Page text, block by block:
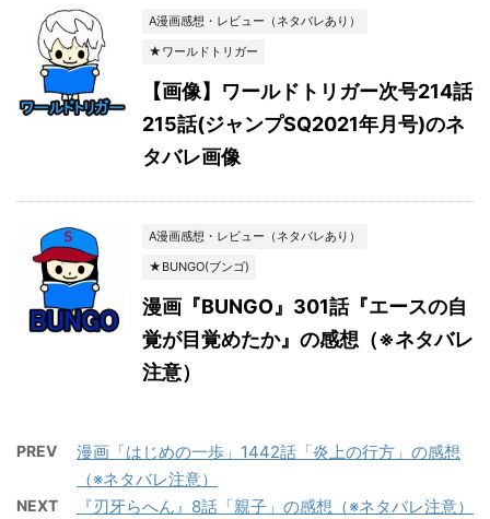
A漫画感想・レビュー（ネタバレあり）
★ワールドトリガー
【画像】ワールドトリガー次号214話
215話(ジャンプSQ2021年月号)のネ
タバレ画像
A漫画感想・レビュー（ネタバレあり）
★BUNGO(ブンゴ)
漫画『BUNGO』301話『エースの自
覚が目覚めたか』の感想（※ネタバレ
注意）
PREV
漫画「はじめの一歩」1442話「炎上の行方」の感想
（※ネタバレ注意）
NEXT 『刃牙らへん』8話「親子」の感想（※ネタバレ注意）